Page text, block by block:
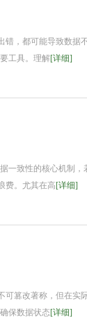
，都可能导致数据
工具。理解[详细]
一致性的核心机制，
费。尤其在高[详细]
篡改著称，但在实
保数据状态[详细]